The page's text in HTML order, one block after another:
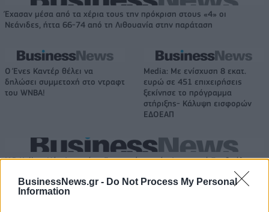
BusinessNews.gr - Do Not Process My Personal
Information
Έχασαν μέσα από τα χέρια τους την πρόκριση στους «4» οι
Νεάνιδες, ήττα 66-74 από τη Λιθουανία στην παράταση
Ο Ένες Καντέρ θέλει να
δηλώσει συμμετοχή στο ντραφτ
του WNBA!
Media: Με ενίσχυση 8 εκατ.
ευρώ σε 451 επιχειρήσεις
ξεκίνησε το πρόγραμμα
στήριξης- Κάλυψη εισφορών
ΕΔΟΕΑΠ
IAB Hellas: Νέα Διοικούσα Επιτροπή και νέο Διοικητικό Συμβούλιο -